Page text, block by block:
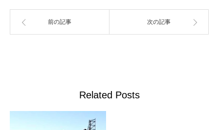
前の記事 次の記事
Related Posts